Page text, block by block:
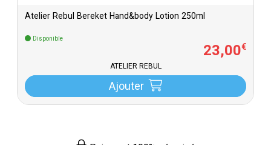
Atelier Rebul Bereket Hand&body Lotion 250ml
Disponible
23,00€
ATELIER REBUL
Ajouter